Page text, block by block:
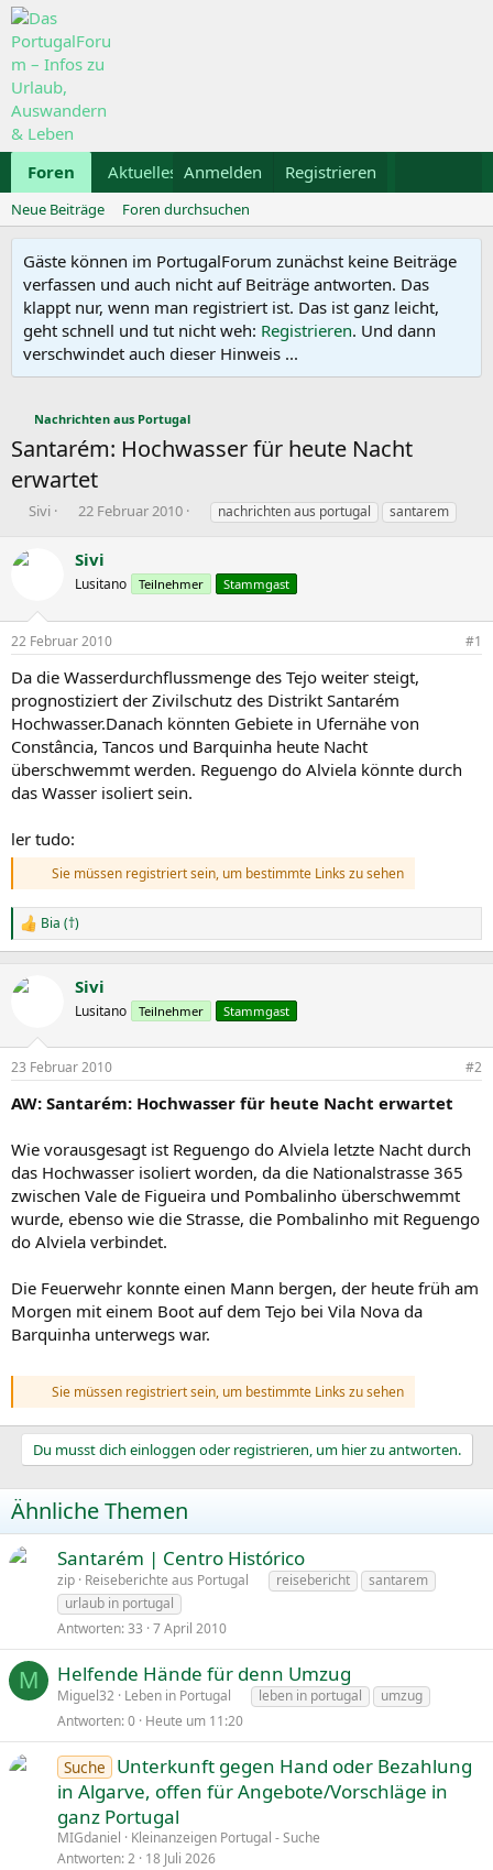
Foren Aktuelles Galerie Kalender
Anmelden Registrieren
Neue Beiträge Foren durchsuchen
Gäste können im PortugalForum zunächst keine Beiträge
verfassen und auch nicht auf Beiträge antworten. Das
klappt nur, wenn man registriert ist. Das ist ganz leicht,
geht schnell und tut nicht weh: Registrieren. Und dann
verschwindet auch dieser Hinweis ...
Nachrichten aus Portugal
Santarém: Hochwasser für heute Nacht
erwartet
E
s
t
l
e
Sivi
E
t
e
l
t
a
m
22 Februar 2010
S
l
a
w
t
e
nachrichten aus portugal santarem
Sivi
Lusitano Teilnehmer Stammgast
22 Februar 2010 #1
Da die Wasserdurchflussmenge des Tejo weiter steigt,
prognostiziert der Zivilschutz des Distrikt Santarém
Hochwasser.Danach könnten Gebiete in Ufernähe von
Constância, Tancos und Barquinha heute Nacht
überschwemmt werden. Reguengo do Alviela könnte durch
das Wasser isoliert sein.
ler tudo:
Sie müssen registriert sein, um bestimmte Links zu sehen
R
e
k
n
e
:
Bia (†)
Sivi
Lusitano Teilnehmer Stammgast
23 Februar 2010 #2
AW: Santarém: Hochwasser für heute Nacht erwartet
Wie vorausgesagt ist Reguengo do Alviela letzte Nacht durch
das Hochwasser isoliert worden, da die Nationalstrasse 365
zwischen Vale de Figueira und Pombalinho überschwemmt
wurde, ebenso wie die Strasse, die Pombalinho mit Reguengo
do Alviela verbindet.
Die Feuerwehr konnte einen Mann bergen, der heute früh am
Morgen mit einem Boot auf dem Tejo bei Vila Nova da
Barquinha unterwegs war.
Sie müssen registriert sein, um bestimmte Links zu sehen
Du musst dich einloggen oder registrieren, um hier zu antworten.
Ähnliche Themen
Santarém | Centro Histórico
zip Reiseberichte aus Portugal reisebericht
santarem
urlaub in portugal
Antworten 33 7 April 2010
M Helfende Hände für denn Umzug
Miguel32 Leben in Portugal leben in portugal
umzug
Antworten 0 Heute um 11:20
Suche
Unterkunft gegen Hand oder Bezahlung
in Algarve, offen für Angebote/Vorschläge in
ganz Portugal
MIGdaniel
Kleinanzeigen Portugal - Suche
Antworten 2 18 Juli 2026